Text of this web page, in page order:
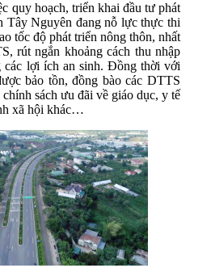
quy hoạch, triển khai đầu tư phát
Tây Nguyên đang nỗ lực thực thi
tốc độ phát triển nông thôn, nhất
rút ngắn khoảng cách thu nhập
các lợi ích an sinh. Đồng thời với
bảo tồn, đồng bào các DTTS
sách ưu đãi về giáo dục, y tế
xã hội khác…